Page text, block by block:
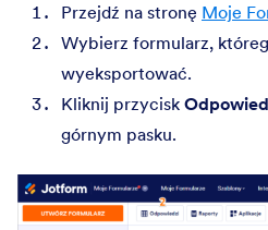
Przejdź na stronę Moje
Wybierz formularz,
wyeksportować.
Kliknij przycisk
górnym pasku.